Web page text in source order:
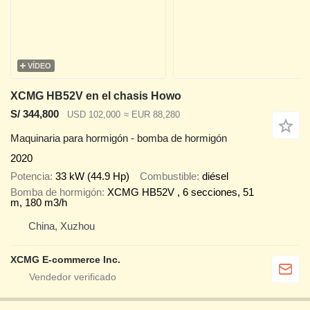
VÍDEO
XCMG HB52V en el chasis Howo
S/ 344,800
USD 102,000 ≈ EUR 88,280
Maquinaria para hormigón - bomba de hormigón
2020
Potencia 33 kW (44.9 Hp) Combustible diésel
Bomba de hormigón XCMG HB52V , 6 secciones, 51
m, 180 m3/h
China, Xuzhou
XCMG E-commerce Inc.